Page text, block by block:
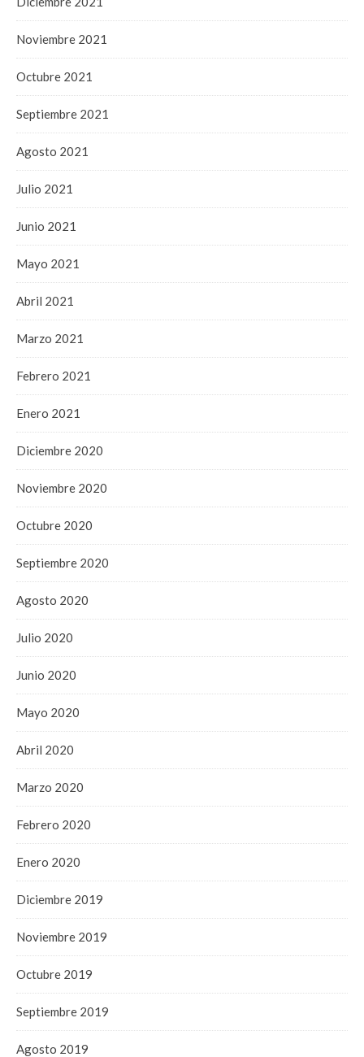
Noviembre 2021
Octubre 2021
Septiembre 2021
Agosto 2021
Julio 2021
Junio 2021
Mayo 2021
Abril 2021
Marzo 2021
Febrero 2021
Enero 2021
Diciembre 2020
Noviembre 2020
Octubre 2020
Septiembre 2020
Agosto 2020
Julio 2020
Junio 2020
Mayo 2020
Abril 2020
Marzo 2020
Febrero 2020
Enero 2020
Diciembre 2019
Noviembre 2019
Octubre 2019
Septiembre 2019
Agosto 2019